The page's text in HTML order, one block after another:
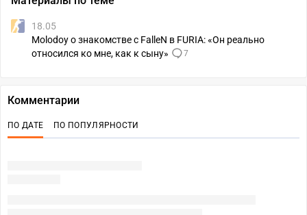
18.05
Molodoy о знакомстве с FalleN в FURIA: «Он реально
относился ко мне, как к сыну»
7
Комментарии
ПО ДАТЕ ПО ПОПУЛЯРНОСТИ